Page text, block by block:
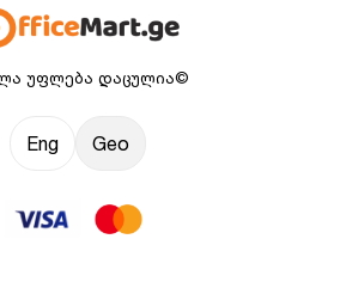
უფლება დაცულია©
Eng Geo